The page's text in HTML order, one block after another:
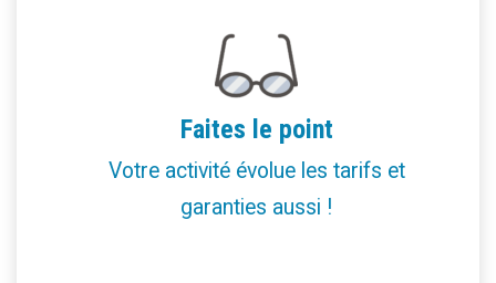
Faites le point
Votre activité évolue les tarifs et
garanties aussi !